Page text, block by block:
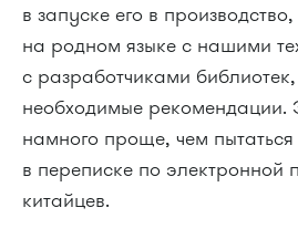
в запуске его в
на родном языке с нашими
с разработчиками
необходимые рекомендации.
намного проще, чем пытаться
в переписке по электронной
китайцев.